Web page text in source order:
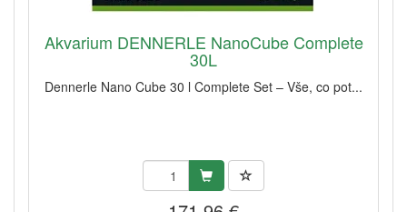
Akvarium DENNERLE NanoCube Complete
30L
Dennerle Nano Cube 30 l Complete Set – Vše, co pot...